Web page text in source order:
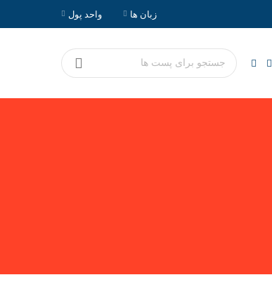
زبان ها واحد پول